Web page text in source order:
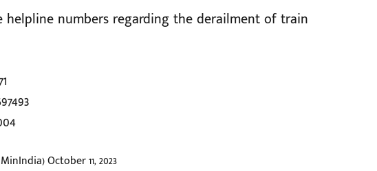
helpline numbers regarding the derailment of train
October 11, 2023